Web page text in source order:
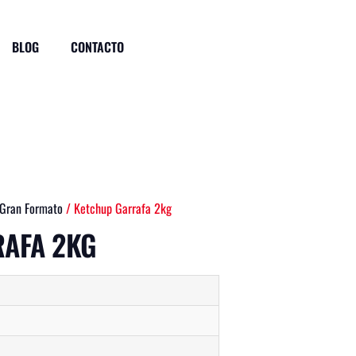
BLOG CONTACTO
Formato / Ketchup Garrafa 2kg
2KG